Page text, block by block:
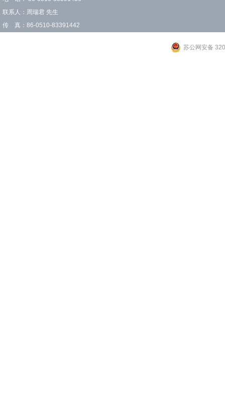
联系人：周瑞君 先生
传 真：86-0510-83391442
苏公网安备